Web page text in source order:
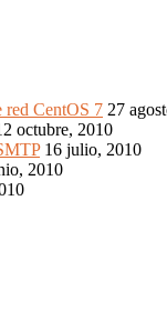
red CentOS 7 27
octubre, 2010
16 julio, 2010
2010